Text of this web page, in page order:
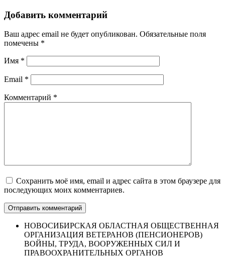
Добавить комментарий
Ваш адрес email не будет опубликован. Обязательные поля
помечены *
Имя *
Email *
Комментарий *
Сохранить моё имя, email и адрес сайта в этом браузере для
последующих моих комментариев.
НОВОСИБИРСКАЯ ОБЛАСТНАЯ ОБЩЕСТВЕННАЯ
ОРГАНИЗАЦИЯ ВЕТЕРАНОВ (ПЕНСИОНЕРОВ)
ВОЙНЫ, ТРУДА, ВООРУЖЕННЫХ СИЛ И
ПРАВООХРАНИТЕЛЬНЫХ ОРГАНОВ